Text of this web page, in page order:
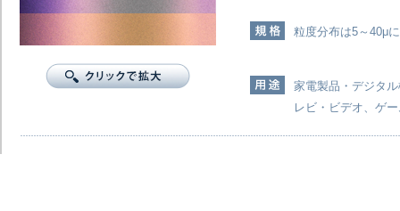
粒度分布は5～40μ
家電製品・デジタ
レビ・ビデオ、ゲ